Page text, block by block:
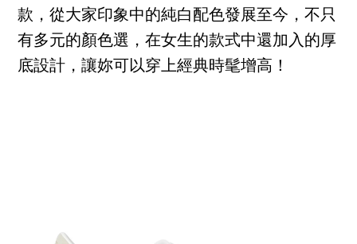
款，從大家印象中的純白配色發展至今，不只
有多元的顏色選，在女生的款式中還加入的厚
底設計，讓妳可以穿上經典時髦增高！